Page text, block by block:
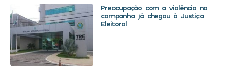
Preocupação com a violência na
campanha já chegou à Justiça
Eleitoral